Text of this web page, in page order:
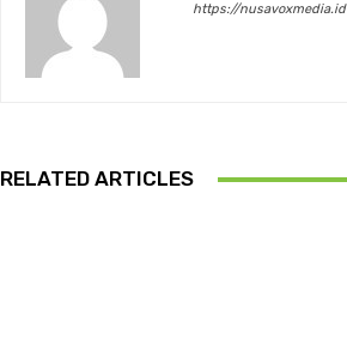
https://nusavoxmedia.id
RELATED ARTICLES